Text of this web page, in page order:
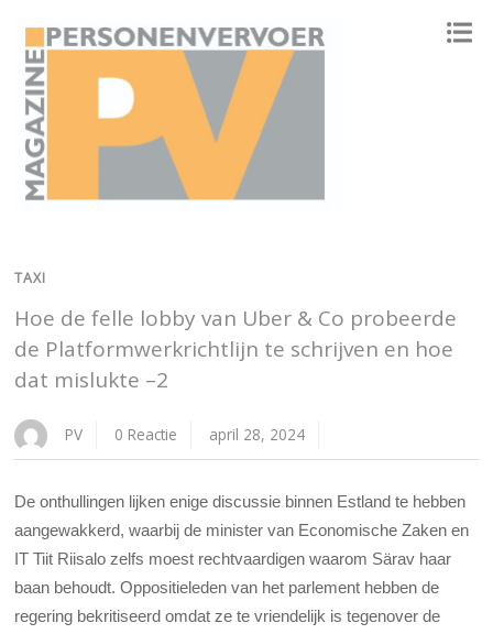
TAXI
Hoe de felle lobby van Uber & Co probeerde
de Platformwerkrichtlijn te schrijven en hoe
dat mislukte –2
PV 0 Reactie april 28, 2024
De onthullingen lijken enige discussie binnen Estland te hebben
aangewakkerd, waarbij de minister van Economische Zaken en
IT Tiit Riisalo zelfs moest rechtvaardigen waarom Särav haar
baan behoudt. Oppositieleden van het parlement hebben de
regering bekritiseerd omdat ze te vriendelijk is tegenover de